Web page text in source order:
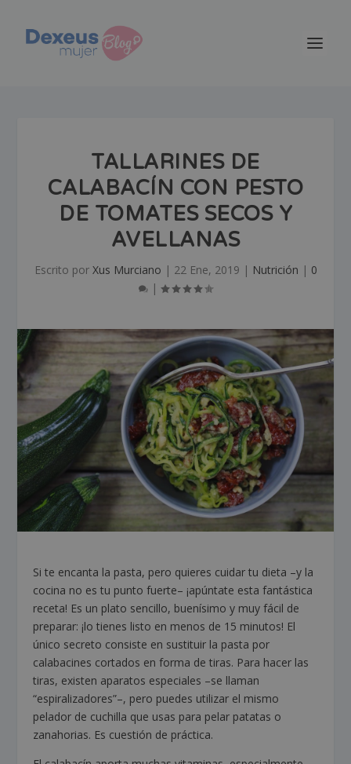
TALLARINES DE
CALABACÍN CON PESTO
DE TOMATES SECOS Y
AVELLANAS
Escrito por Xus Murciano | 22 Ene, 2019 | Nutrición | 0
|
Si te encanta la pasta, pero quieres cuidar tu dieta –y la
cocina no es tu punto fuerte– ¡apúntate esta fantástica
receta! Es un plato sencillo, buenísimo y muy fácil de
preparar: ¡lo tienes listo en menos de 15 minutos! El
único secreto consiste en sustituir la pasta por
calabacines cortados en forma de tiras. Para hacer las
tiras, existen aparatos especiales –se llaman
“espiralizadores”–, pero puedes utilizar el mismo
pelador de cuchilla que usas para pelar patatas o
zanahorias. Es cuestión de práctica.